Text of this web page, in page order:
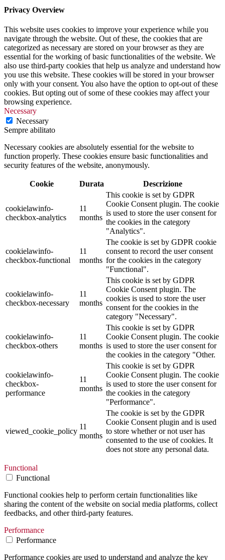
Privacy Overview
This website uses cookies to improve your experience while you
navigate through the website. Out of these, the cookies that are
categorized as necessary are stored on your browser as they are
essential for the working of basic functionalities of the website. We
also use third-party cookies that help us analyze and understand how
you use this website. These cookies will be stored in your browser
only with your consent. You also have the option to opt-out of these
cookies. But opting out of some of these cookies may affect your
browsing experience.
Necessary
Necessary
Sempre abilitato
Necessary cookies are absolutely essential for the website to
function properly. These cookies ensure basic functionalities and
security features of the website, anonymously.
Cookie Durata Descrizione
cookielawinfo-
checkbox-analytics
11
months
This cookie is set by GDPR
Cookie Consent plugin. The cookie
is used to store the user consent for
the cookies in the category
"Analytics".
cookielawinfo-
checkbox-functional
11
months
The cookie is set by GDPR cookie
consent to record the user consent
for the cookies in the category
"Functional".
cookielawinfo-
checkbox-necessary
11
months
This cookie is set by GDPR
Cookie Consent plugin. The
cookies is used to store the user
consent for the cookies in the
category "Necessary".
cookielawinfo-
checkbox-others
11
months
This cookie is set by GDPR
Cookie Consent plugin. The cookie
is used to store the user consent for
the cookies in the category "Other.
cookielawinfo-
checkbox-
performance
11
months
This cookie is set by GDPR
Cookie Consent plugin. The cookie
is used to store the user consent for
the cookies in the category
"Performance".
viewed_cookie_policy
11
months
The cookie is set by the GDPR
Cookie Consent plugin and is used
to store whether or not user has
consented to the use of cookies. It
does not store any personal data.
Functional
Functional
Functional cookies help to perform certain functionalities like
sharing the content of the website on social media platforms, collect
feedbacks, and other third-party features.
Performance
Performance
Performance cookies are used to understand and analyze the key